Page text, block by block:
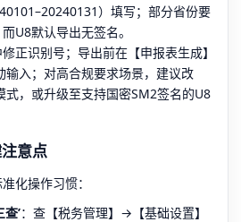
）填写；部分省份要
U8默认导出无签名。
正识别号；导出前在【申报表生成】
输入；对高合规要求场景，建议改
式，或升级至支持国密SM2签名的U8
意点
化操作习惯：
’：查【税务管理】→【基础设置】